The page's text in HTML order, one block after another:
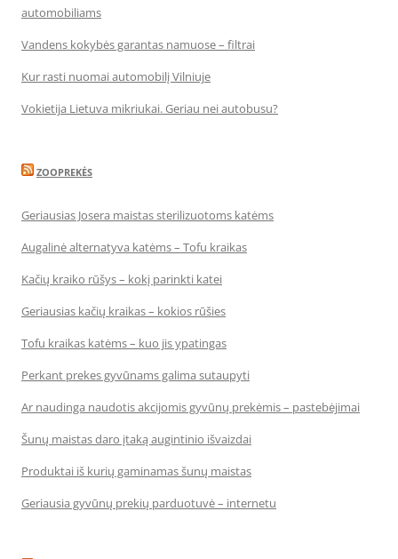
automobiliams
Vandens kokybės garantas namuose – filtrai
Kur rasti nuomai automobilį Vilniuje
Vokietija Lietuva mikriukai. Geriau nei autobusu?
ZOOPREKĖS
Geriausias Josera maistas sterilizuotoms katėms
Augalinė alternatyva katėms – Tofu kraikas
Kačių kraiko rūšys – kokį parinkti katei
Geriausias kačių kraikas – kokios rūšies
Tofu kraikas katėms – kuo jis ypatingas
Perkant prekes gyvūnams galima sutaupyti
Ar naudinga naudotis akcijomis gyvūnų prekėmis – pastebėjimai
Šunų maistas daro įtaką augintinio išvaizdai
Produktai iš kurių gaminamas šunų maistas
Geriausia gyvūnų prekių parduotuvė – internetu